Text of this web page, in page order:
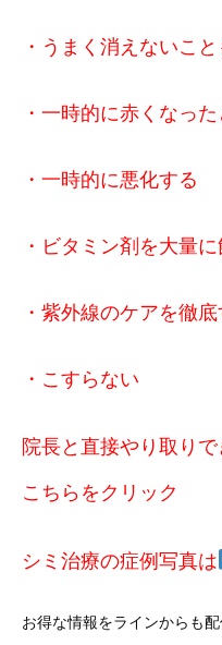
・うまく消えないこ
・一時的に赤くなっ
・一時的に悪化する
・ビタミン剤を大量
・紫外線のケアを徹底
・こすらない
院長と直接やり取り
こちらをクリック
シミ治療の症例写真は
お得な情報をラインからも配